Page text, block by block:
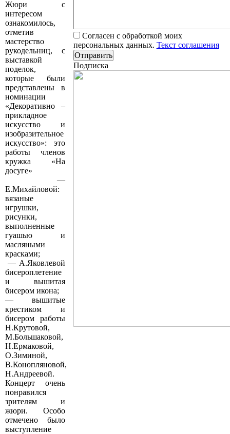
Жюри с
интересом
ознакомилось,
отметив
мастерство
рукодельниц, с
выставкой
поделок,
которые были
представлены в
номинации
«Декоративно –
прикладное
искусство и
изобразительное
искусство»: это
работы членов
кружка «На
досуге»
—
Е.Михайловой:
вязаные
игрушки,
рисунки,
выполненные
гуашью и
масляными
красками;
— А.Яковлевой
бисероплетение
и вышитая
бисером икона;
— вышитые
крестиком и
бисером работы
Н.Крутовой,
М.Большаковой,
Н.Ермаковой,
О.Зиминой,
В.Конопляновой,
Н.Андреевой.
Концерт очень
понравился
зрителям и
жюри. Особо
отмечено было
выступление
Согласен с обработкой моих
персональных данных. Текст соглашения
Подписка